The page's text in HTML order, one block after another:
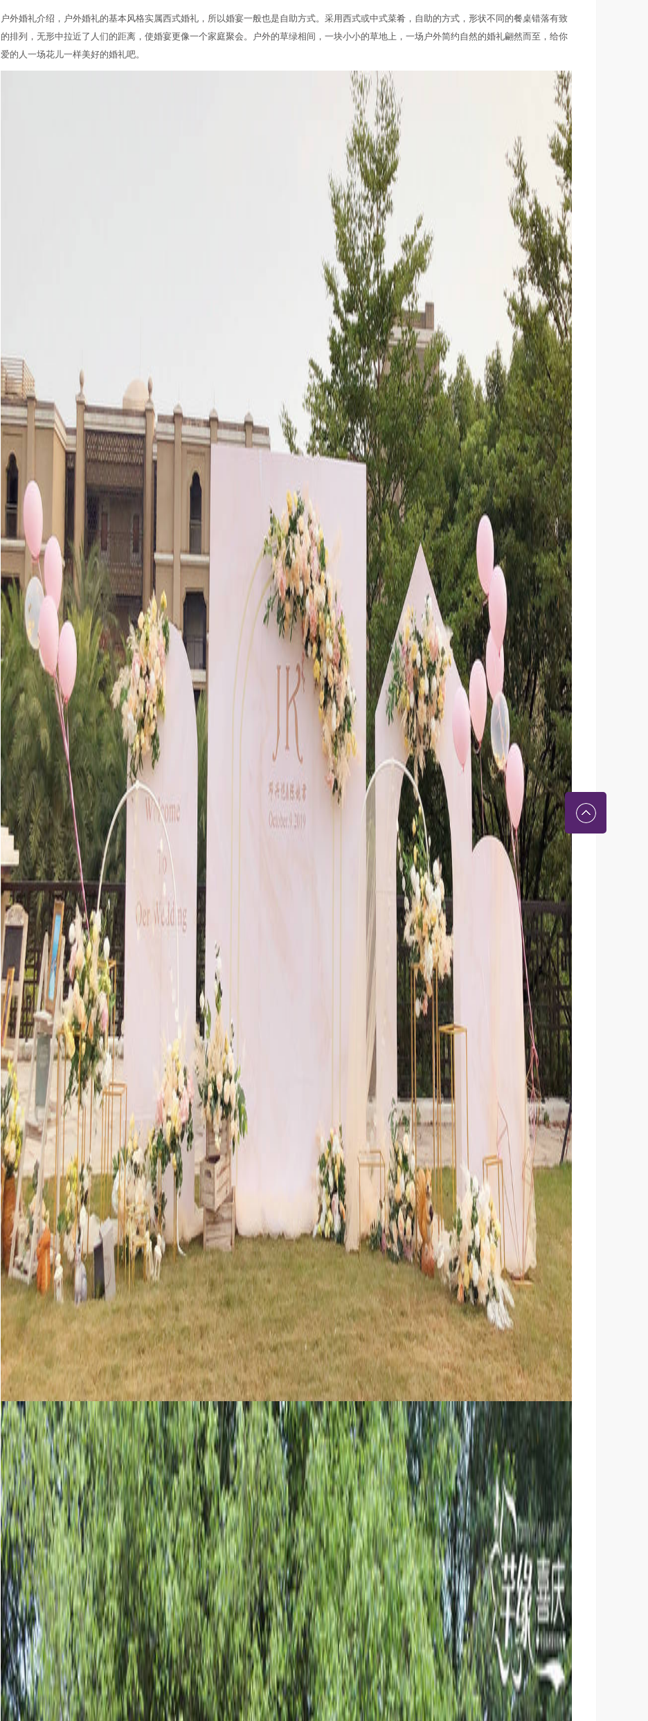
户外婚礼介绍，户外婚礼的基本风格实属西式婚礼，所以婚宴一般也是自助方式。采用西式或中式菜肴，自助的方式，形状不同的餐桌错落有致
的排列，无形中拉近了人们的距离，使婚宴更像一个家庭聚会。户外的草绿相间，一块小小的草地上，一场户外简约自然的婚礼翩然而至，给你
爱的人一场花儿一样美好的婚礼吧。